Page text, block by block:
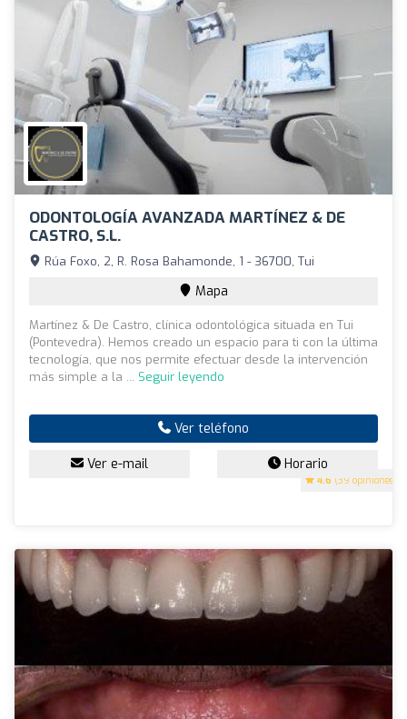
ODONTOLOGÍA AVANZADA MARTÍNEZ & DE
CASTRO, S.L.
4.6 (39 opiniones)
Rúa Foxo, 2, R. Rosa Bahamonde, 1 - 36700, Tui
Mapa
Martínez & De Castro, clínica odontológica situada en Tui
(Pontevedra). Hemos creado un espacio para ti con la última
tecnología, que nos permite efectuar desde la intervención
más simple a la ... Seguir leyendo
Ver teléfono
Ver e-mail Horario